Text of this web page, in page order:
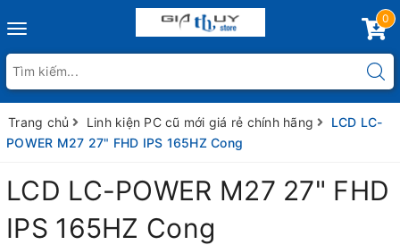
Toggle
0
Trang chủ Linh kiện PC cũ mới giá rẻ chính hãng
LCD LC-
POWER M27 27" FHD IPS 165HZ Cong
LCD LC-POWER M27 27" FHD
IPS 165HZ Cong